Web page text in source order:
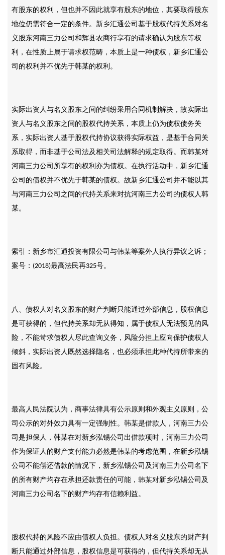
有股东的权利，但也并不因此就享有股东的地位，其要取得股东
地位仍需符合一定的条件。新乡汇通公司基于股权代持关系对名
义股东河南三力公司和辉县农商行享有的请求确认为股东等权
利，在性质上属于请求权范畴，本质上是一种债权，新乡汇通公
司的权利并不优先于韩某的权利。
实际出资人与名义股东之间的纠纷采用合同机制解决，故实际出
资人与名义股东之间的股权代持关系，本质上仍为债权债务关
系，实际出资人基于股权代持协议获得实际权益，是基于合同关
系取得，而非基于公司法及相关司法解释的规定取得。而韩某对
河南三力公司所享有的权利亦为债权。在执行活动中，新乡汇通
公司的债权并不优先于韩某的债权。故新乡汇通公司并不能以其
与河南三力公司之间的代持关系来对抗河南三力公司的债权人韩
某。
索引：新乡市汇通投资有限公司与韩某等案外人执行异议之诉；
案号： (2018)最高法民再325号。
八、债权人对名义股东的财产判断只能通过外部信息，股权信息
是可获得的，但代持关系却无从得知，属于债权人无法预见的风
险，不能苛求债权人尽此查询义务，风险分担上应向保护债权人
倾斜，实际出资人既然选择隐名，也必须承担此种代持所带来的
固有风险。
最高人民法院认为，商事法律具有公示原则和外观主义原则，公
司公示的对外效力具有一定强制性。韩某是借款人，河南三力公
司是担保人，韩某在对新乡泓锡公司出借款项时，河南三力公司
作为保证人的财产支付能力必然是韩某的考虑范围，在新乡泓锡
公司不能偿还借款的情况下，新乡泓锡公司及河南三力公司名下
的所有财产均存在承担还款责任的可能，韩某对新乡泓锡公司及
河南三力公司名下的财产均存有信赖利益。
股权代持的风险不应由债权人负担。债权人对名义股东的财产判
断只能通过外部信息，股权信息是可获得的，但代持关系却无从